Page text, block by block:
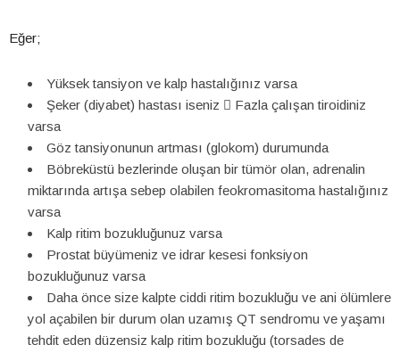
Eğer;
Yüksek tansiyon ve kalp hastalığınız varsa
Şeker (diyabet) hastası iseniz  Fazla çalışan tiroidiniz
varsa
Göz tansiyonunun artması (glokom) durumunda
Böbreküstü bezlerinde oluşan bir tümör olan, adrenalin
miktarında artışa sebep olabilen feokromasitoma hastalığınız
varsa
Kalp ritim bozukluğunuz varsa
Prostat büyümeniz ve idrar kesesi fonksiyon
bozukluğunuz varsa
Daha önce size kalpte ciddi ritim bozukluğu ve ani ölümlere
yol açabilen bir durum olan uzamış QT sendromu ve yaşamı
tehdit eden düzensiz kalp ritim bozukluğu (torsades de